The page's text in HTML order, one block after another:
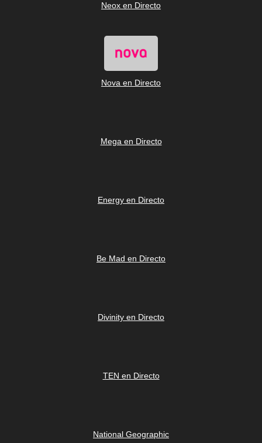
Neox en Directo
Nova en Directo
Mega en Directo
Energy en Directo
Be Mad en Directo
Divinity en Directo
TEN en Directo
National Geographic